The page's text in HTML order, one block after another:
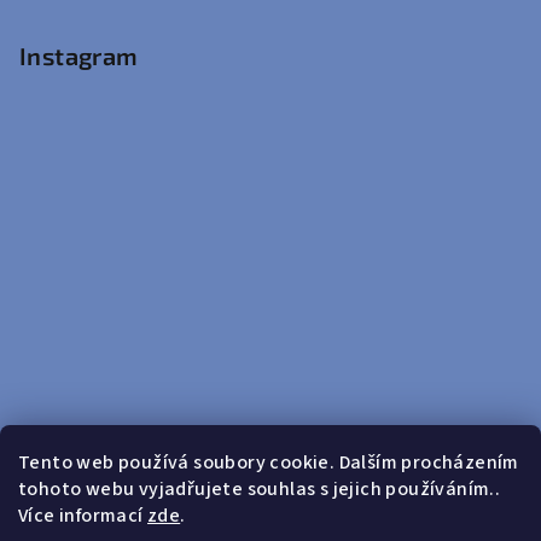
Tento web používá soubory cookie. Dalším procházením
tohoto webu vyjadřujete souhlas s jejich používáním..
Více informacízde.
Instagram
Sledovat na Instagramu